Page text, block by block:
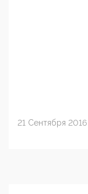
21 Сентября